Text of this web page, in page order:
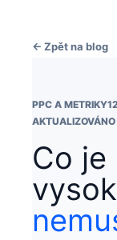
← Zpět na blog
PPC A METRIKY
Co je